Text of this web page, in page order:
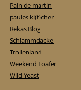
Pain de martin
paules ki(t)chen
Rekas Blog
Schlammdackel
Trollenland
Weekend Loafer
Wild Yeast